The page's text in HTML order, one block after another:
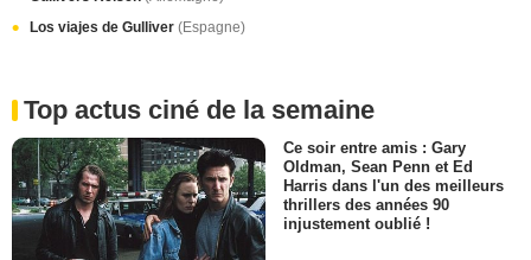
Los viajes de Gulliver (Espagne)
Top actus ciné de la semaine
Ce soir entre amis : Gary
Oldman, Sean Penn et Ed
Harris dans l'un des meilleurs
thrillers des années 90
injustement oublié !